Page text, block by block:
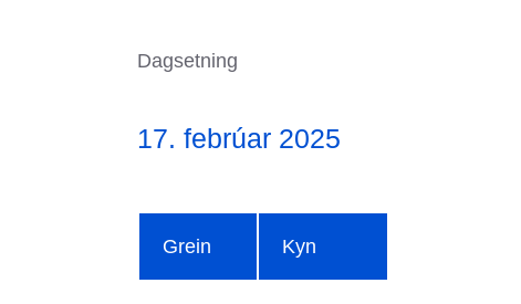
Dagsetning
17. febrúar 2025
Grein Kyn